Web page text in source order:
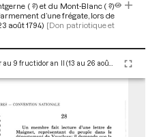
( ?) et du Mont-Blanc ( ?)
d’une frégate, lors de
août 1794) [Don patriotique et